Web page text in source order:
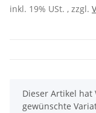
inkl. 19% USt. , zzgl.
x
Dieser Artikel hat
gewünschte